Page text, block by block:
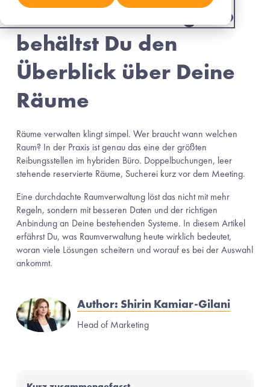
Raumverwaltung: So
behältst Du den
Überblick über Deine
Räume
Räume verwalten klingt simpel. Wer braucht wann welchen
Raum? In der Praxis ist genau das eine der größten
Reibungsstellen im hybriden Büro. Doppelbuchungen, leer
stehende reservierte Räume, Sucherei kurz vor dem Meeting.
Eine durchdachte Raumverwaltung löst das nicht mit mehr
Regeln, sondern mit besseren Daten und der richtigen
Anbindung an Deine bestehenden Systeme. In diesem Artikel
erfährst Du, was Raumverwaltung heute wirklich bedeutet,
woran viele Lösungen scheitern und worauf es bei der Auswahl
ankommt.
Author: Shirin Kamiar-Gilani
Head of Marketing